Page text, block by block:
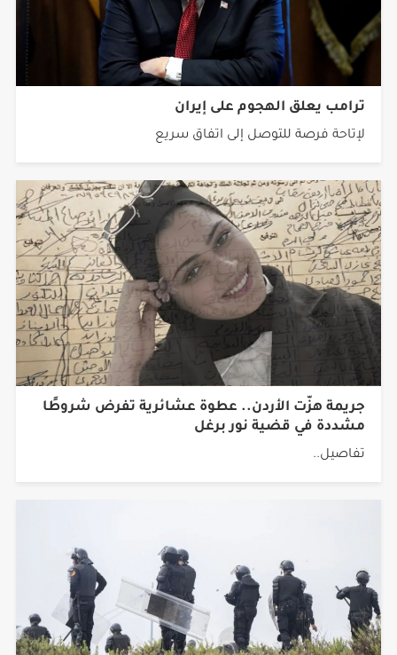
ترامب يعلق الهجوم على إيران
لإتاحة فرصة للتوصل إلى اتفاق سريع
جريمة هزّت الأردن.. عطوة عشائرية تفرض شروطًا
مشددة في قضية نور برغل
تفاصيل..